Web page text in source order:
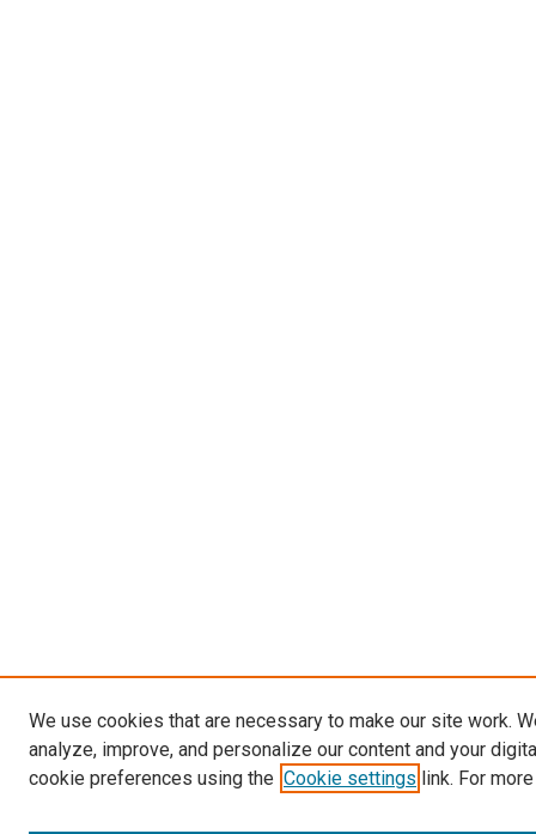
We use cookies that are necessary to make our site work.
analyze, improve, and personalize our content and your
cookie preferences using the Cookie settings link. For